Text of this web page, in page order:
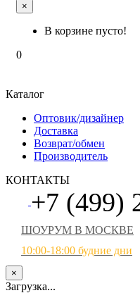
×
В корзине пусто!
0
Каталог
Оптовик/дизайнер
Доставка
Возврат/обмен
Производитель
КОНТАКТЫ
+7 (499)
ШОУРУМ В МОСКВЕ
10:00-18:00 будние дни
×
Загрузка...